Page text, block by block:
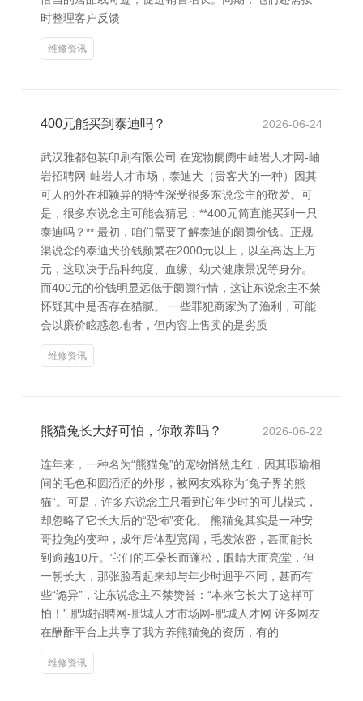
时整理客户反馈
维修资讯
400元能买到泰迪吗？ 2026-06-24
武汉雅都包装印刷有限公司 在宠物阛阓中岫岩人才网-岫
岩招聘网-岫岩人才市场，泰迪犬（贵客犬的一种）因其
可人的外在和颖异的特性深受很多东说念主的敬爱。可
是，很多东说念主可能会猜忌：**400元简直能买到一只
泰迪吗？** 最初，咱们需要了解泰迪的阛阓价钱。正规
渠说念的泰迪犬价钱频繁在2000元以上，以至高达上万
元，这取决于品种纯度、血缘、幼犬健康景况等身分。
而400元的价钱明显远低于阛阓行情，这让东说念主不禁
怀疑其中是否存在猫腻。 一些罪犯商家为了渔利，可能
会以廉价眩惑忽地者，但内容上售卖的是劣质
维修资讯
熊猫兔长大好可怕，你敢养吗？ 2026-06-22
连年来，一种名为“熊猫兔”的宠物悄然走红，因其瑕瑜相
间的毛色和圆滔滔的外形，被网友戏称为“兔子界的熊
猫”。可是，许多东说念主只看到它年少时的可儿模式，
却忽略了它长大后的“恐怖”变化。 熊猫兔其实是一种安
哥拉兔的变种，成年后体型宽阔，毛发浓密，甚而能长
到逾越10斤。它们的耳朵长而蓬松，眼睛大而亮堂，但
一朝长大，那张脸看起来却与年少时迥乎不同，甚而有
些“诡异”，让东说念主不禁赞誉：“本来它长大了这样可
怕！” 肥城招聘网-肥城人才市场网-肥城人才网 许多网友
在酬酢平台上共享了我方养熊猫兔的资历，有的
维修资讯